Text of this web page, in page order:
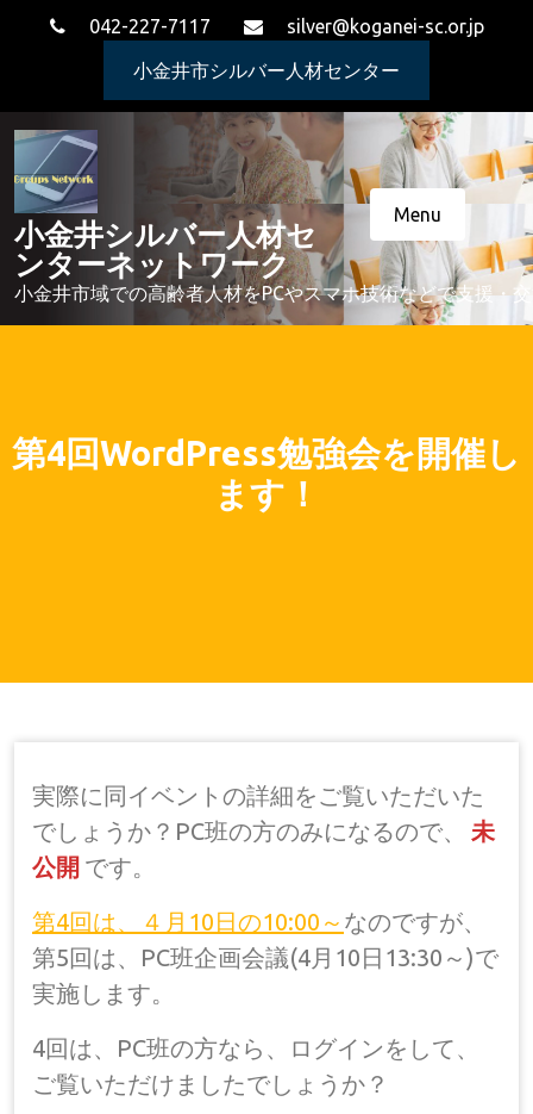
042-227-7117 silver@koganei-sc.or.jp
小金井市シルバー人材センター
小金井シルバー人材セ
ンターネットワーク
小金井市域での高齢者人材をPCやスマホ技術などで支援・
Menu
第4回WordPress勉強会を開催し
ます！
実際に同イベントの詳細をご覧いただいた
でしょうか？PC班の方のみになるので、
未
公開 です。
第4回は、４月10日の10:00～ なのですが、
第5回は、PC班企画会議(4月10日13:30～)で
実施します。
4回は、PC班の方なら、ログインをして、
ご覧いただけましたでしょうか？